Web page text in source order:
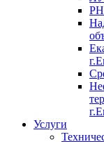
Услуги